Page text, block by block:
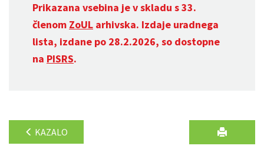
Prikazana vsebina je v skladu s 33.
členom ZoUL arhivska. Izdaje uradnega
lista, izdane po 28.2.2026, so dostopne
na PISRS.
KAZALO